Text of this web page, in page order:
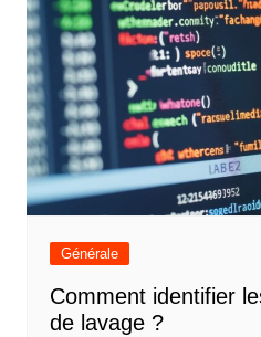
Générale
Comment identifier
de lavage ?